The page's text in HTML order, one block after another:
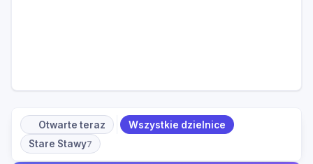
Otwarte teraz
Wszystkie dzielnice
Stare Stawy7